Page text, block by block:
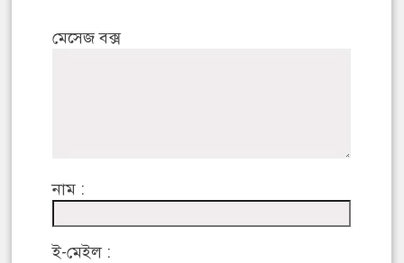
মেসেজ বক্স
নাম :
ই-মেইল :